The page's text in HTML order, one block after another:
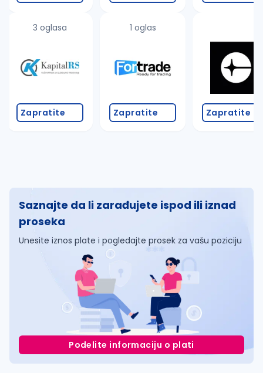
3 oglasa
Zapratite
1 oglas
Zapratite Zapratite
Saznajte da li zarađujete ispod ili iznad
proseka
Unesite iznos plate i pogledajte prosek za vašu poziciju
Podelite informaciju o plati